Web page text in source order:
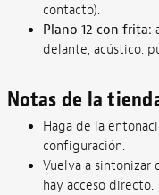
contacto).
Plano 12 con frita:
delante; acústico:
Notas de la
Haga de la
configuración.
Vuelva a sintonizar
hay acceso directo.